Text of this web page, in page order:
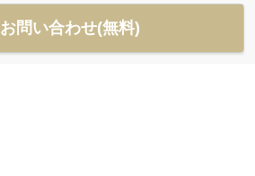
お問い合わせ(無料)